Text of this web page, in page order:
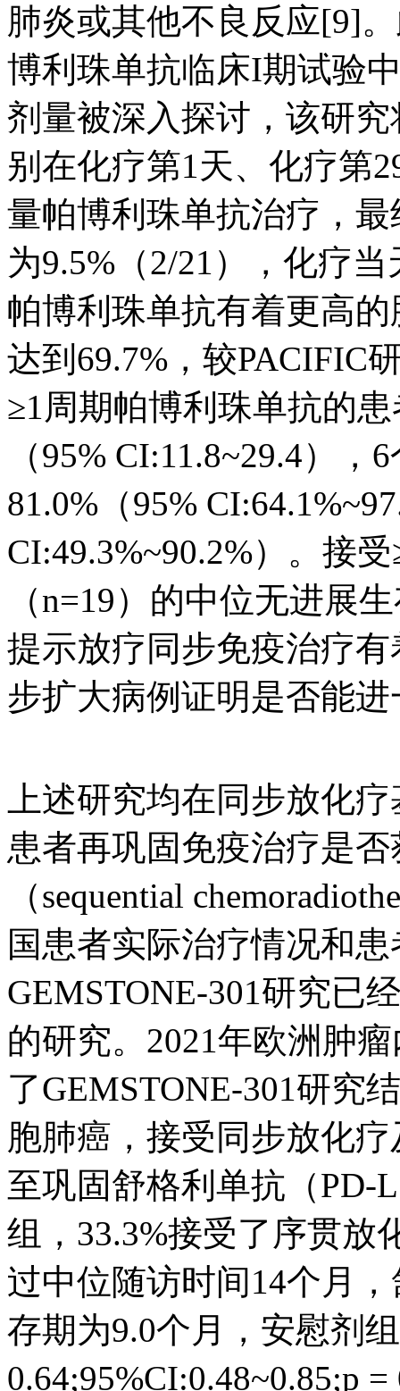
肺炎或其他不良反应[9]
博利珠单抗临床I期试验
剂量被深入探讨，该研
别在化疗第1天、化疗第
量帕博利珠单抗治疗，
为9.5%（2/21），化疗
帕博利珠单抗有着更高
达到69.7%，较PACIFIC
≥1周期帕博利珠单抗的
（95% CI:11.8~29.4）
81.0%（95%
CI:49.3%~90.2%）。接
（n=19）的中位无进展
提示放疗同步免疫治疗
步扩大病例证明是否能
上述研究均在同步放化
患者再巩固免疫治疗是
（sequential
国患者实际治疗情况和
GEMSTONE-301研究已
的研究。2021年欧洲肿
了GEMSTONE-301研究
胞肺癌，接受同步放化
至巩固舒格利单抗（PD-
组，33.3%接受了序贯放
过中位随访时间14个月
存期为9.0个月，安慰剂
0.64;95%CI:0.48~0.85;p